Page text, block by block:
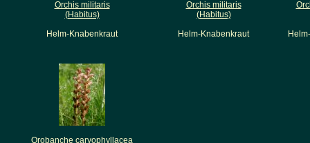
Orchis militaris
(Habitus)
Helm-Knabenkraut
Orchis militaris
(Habitus)
Helm-Knabenkraut
Orobanche caryophyllacea